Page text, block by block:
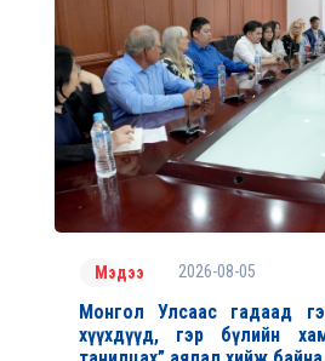
Мэдээ 2026-08-05
Монгол Улсаас гадаад
хүүхдүүд, гэр бүлийн